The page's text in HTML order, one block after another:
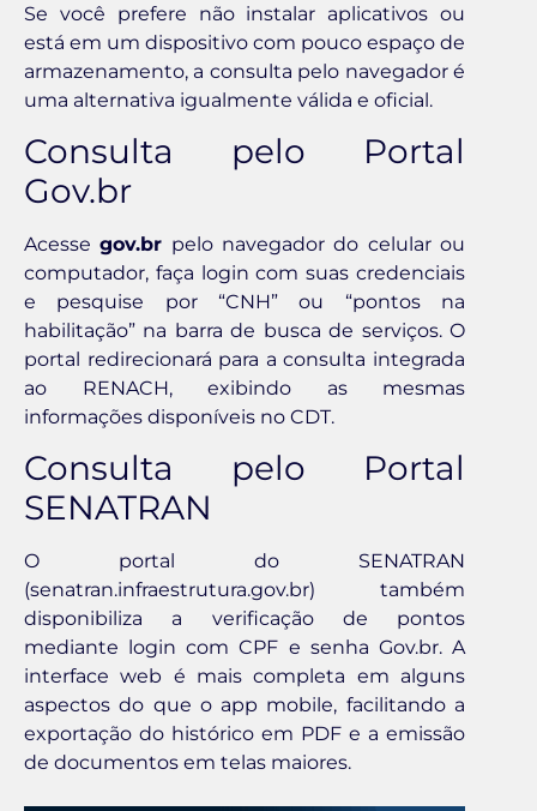
Se você prefere não instalar aplicativos ou
está em um dispositivo com pouco espaço de
armazenamento, a consulta pelo navegador é
uma alternativa igualmente válida e oficial.
Consulta pelo Portal
Gov.br
Acessegov.br pelo navegador do celular ou
computador, faça login com suas credenciais
e pesquise por “CNH” ou “pontos na
habilitação” na barra de busca de serviços. O
portal redirecionará para a consulta integrada
ao RENACH, exibindo as mesmas
informações disponíveis no CDT.
Consulta pelo Portal
SENATRAN
O portal do SENATRAN
(senatran.infraestrutura.gov.br) também
disponibiliza a verificação de pontos
mediante login com CPF e senha Gov.br. A
interface web é mais completa em alguns
aspectos do que o app mobile, facilitando a
exportação do histórico em PDF e a emissão
de documentos em telas maiores.